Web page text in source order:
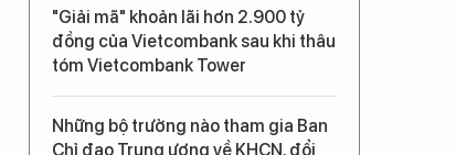
"Giải mã" khoản lãi hơn 2.900 tỷ
đồng của Vietcombank sau khi thâu
tóm Vietcombank Tower
Những bộ trưởng nào tham gia Ban
Chỉ đạo Trung ương về KHCN, đổi